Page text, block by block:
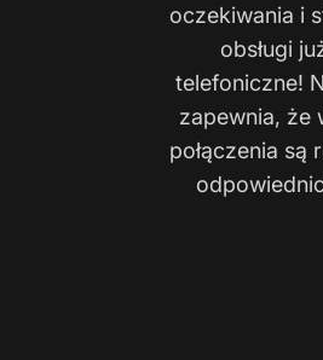
oczekiwania i
obsługi
telefoniczne!
zapewnia, że
połączenia są